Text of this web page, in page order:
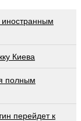
Киева
полным
перейдет к